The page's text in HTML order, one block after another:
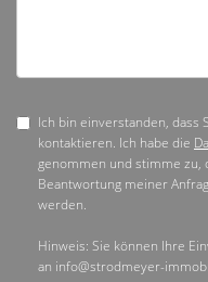
Ich bin einverstanden, dass
kontaktieren. Ich habe die
genommen und stimme zu,
Beantwortung meiner
werden.
Hinweis: Sie können Ihre
an info@strodmeyer-